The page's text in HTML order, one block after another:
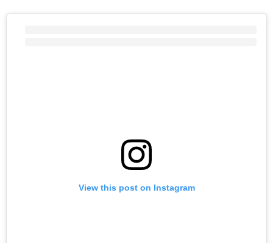
View this post on Instagram